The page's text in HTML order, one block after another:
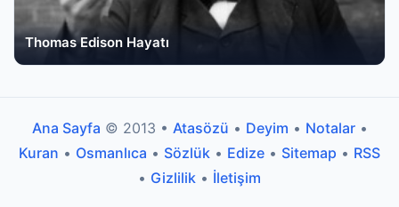
Thomas Edison Hayatı
Ana Sayfa © 2013 • Atasözü • Deyim • Notalar•
Kuran • Osmanlıca • Sözlük • Edize • Sitemap • RSS
• Gizlilik • İletişim